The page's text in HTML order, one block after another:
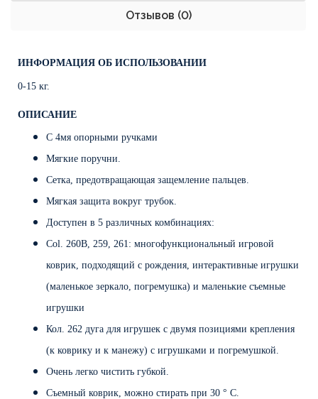
Отзывов (0)
ИНФОРМАЦИЯ ОБ ИСПОЛЬЗОВАНИИ
0-15 кг.
ОПИСАНИЕ
С 4мя опорными ручками
Мягкие поручни.
Сетка, предотвращающая защемление пальцев.
Мягкая защита вокруг трубок.
Доступен в 5 различных комбинациях:
Col. 260B, 259, 261: многофункциональный игровой
коврик, подходящий с рождения, интерактивные игрушки
(маленькое зеркало, погремушка) и маленькие съемные
игрушки
Кол. 262 дуга для игрушек с двумя позициями крепления
(к коврику и к манежу) с игрушками и погремушкой.
Очень легко чистить губкой.
Съемный коврик, можно стирать при 30 ° C.